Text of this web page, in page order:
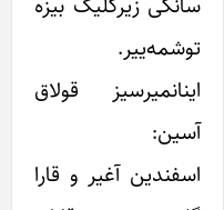
توشمه‌ییر.
اینانمیرسیز قولاق
آسین:
اسفندین آغیر و قارا